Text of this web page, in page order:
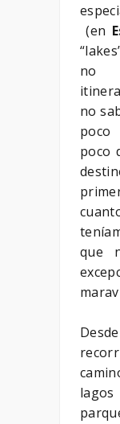
(en
no
no
poco
poco
que